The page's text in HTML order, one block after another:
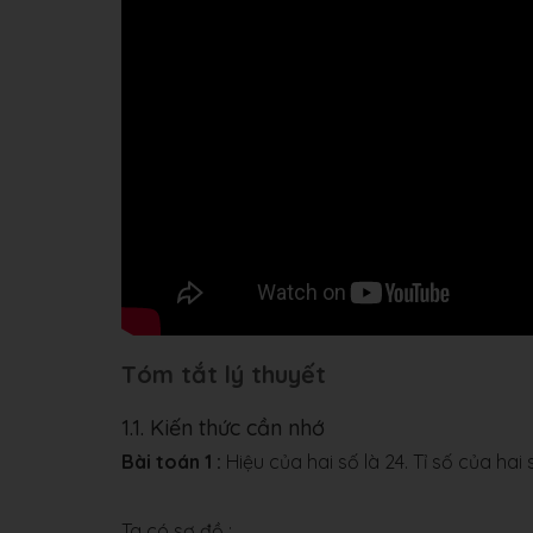
Tóm tắt lý thuyết
1.1. Kiến thức cần nhớ
Bài toán 1 : Hiệu của hai số là 24. Tỉ số của hai